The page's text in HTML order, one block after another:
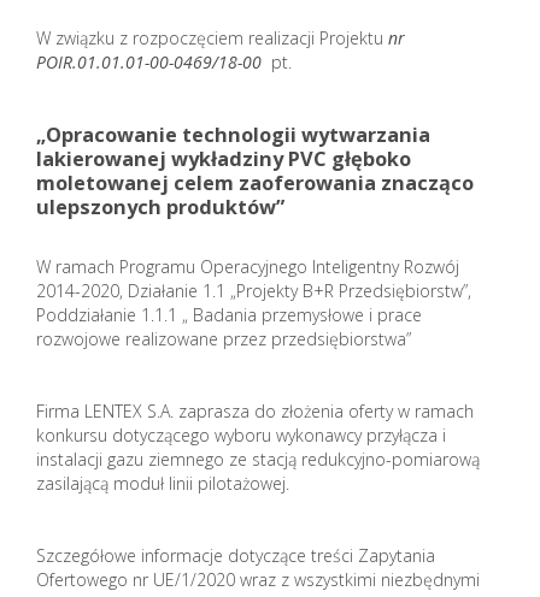
W związku z rozpoczęciem realizacji Projektu nr
POIR.01.01.01-00-0469/18-00 pt.
„Opracowanie technologii wytwarzania
lakierowanej wykładziny PVC głęboko
moletowanej celem zaoferowania znacząco
ulepszonych produktów”
W ramach Programu Operacyjnego Inteligentny Rozwój
2014-2020, Działanie 1.1 „Projekty B+R Przedsiębiorstw”,
Poddziałanie 1.1.1 „ Badania przemysłowe i prace
rozwojowe realizowane przez przedsiębiorstwa”
Firma LENTEX S.A. zaprasza do złożenia oferty w ramach
konkursu dotyczącego wyboru wykonawcy przyłącza i
instalacji gazu ziemnego ze stacją redukcyjno-pomiarową
zasilającą moduł linii pilotażowej.
Szczegółowe informacje dotyczące treści Zapytania
Ofertowego nr UE/1/2020 wraz z wszystkimi niezbędnymi